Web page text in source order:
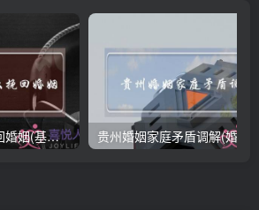
基督徒出轨怎么挽回婚姻(基督徒面对出轨婚姻)